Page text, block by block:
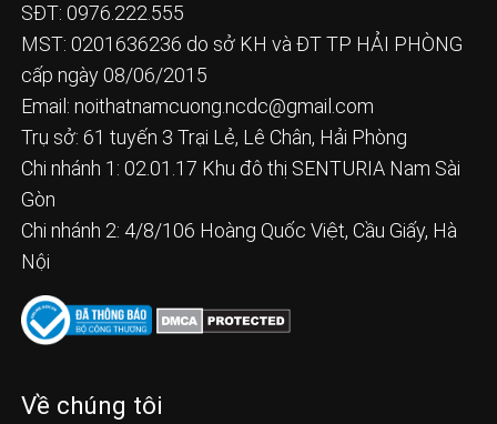
SĐT: 0976.222.555
MST: 0201636236 do sở KH và ĐT TP HẢI PHÒNG
cấp ngày 08/06/2015
Email: noithatnamcuong.ncdc@gmail.com
Trụ sở: 61 tuyến 3 Trại Lẻ, Lê Chân, Hải Phòng
Chi nhánh 1: 02.01.17 Khu đô thị SENTURIA Nam Sài
Gòn
Chi nhánh 2: 4/8/106 Hoàng Quốc Việt, Cầu Giấy, Hà
Nội
Về chúng tôi